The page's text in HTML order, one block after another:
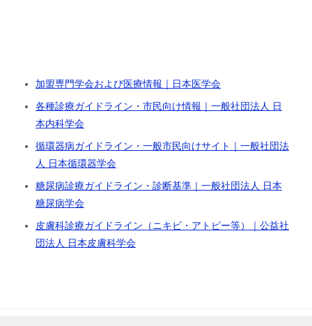
加盟専門学会および医療情報｜日本医学会
各種診療ガイドライン・市民向け情報｜一般社団法人 日
本内科学会
循環器病ガイドライン・一般市民向けサイト｜一般社団法
人 日本循環器学会
糖尿病診療ガイドライン・診断基準｜一般社団法人 日本
糖尿病学会
皮膚科診療ガイドライン（ニキビ・アトピー等）｜公益社
団法人 日本皮膚科学会